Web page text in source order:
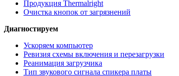
Продукция Thermalright
Очистка кнопок от загрязнений
Диагностируем
Ускоряем компьютер
Ревизия схемы включения и перезагрузки
Реанимация загрузчика
Тип звукового сигнала спикера платы